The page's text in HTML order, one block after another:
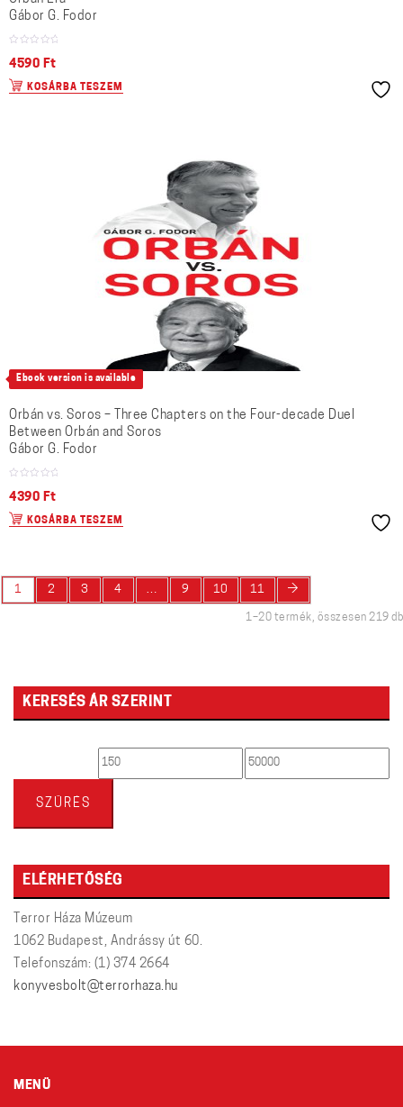
Gábor G. Fodor
4590 Ft
KOSÁRBA TESZEM
Ebook version is available
Orbán vs. Soros – Three Chapters on the Four-decade Duel
Between Orbán and Soros
Gábor G. Fodor
4390 Ft
KOSÁRBA TESZEM
1 2 3 4 … 9 10 11 →
1–20 termék, összesen 219 db
KERESÉS ÁR SZERINT
Min Max
SZŰRÉS
ELÉRHETŐSÉG
Terror Háza Múzeum
1062 Budapest, Andrássy út 60.
Telefonszám: (1) 374 2664
konyvesbolt@terrorhaza.hu
MENÜ